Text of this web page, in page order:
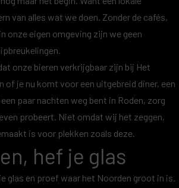
van alles wat we doen. Zonder de cafés,
onze eigen omgeving zijn we geen
onze bieren verkrijgbaar zijn bij Het
of je nu komt voor een uitgebreid diner, een
paar nachten weg bent in Roden, zorg
probeert. Niet omdat wij het zeggen,
is voor plekken zoals deze.
hef je glas
glas en proef waar het Noorden groot in is.